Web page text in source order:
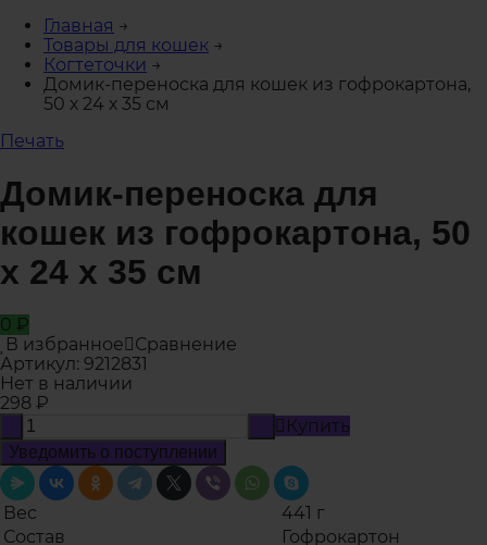
Главная →
Товары для кошек →
Когтеточки →
Домик-переноска для кошек из гофрокартона,
50 х 24 х 35 см
Печать
Домик-переноска для
кошек из гофрокартона, 50
х 24 х 35 см
0 ₽
В избранное
Сравнение
Артикул: 9212831
Нет в наличии
298 ₽
Купить
Уведомить о поступлении
Вес
441 г
Состав
Гофрокартон